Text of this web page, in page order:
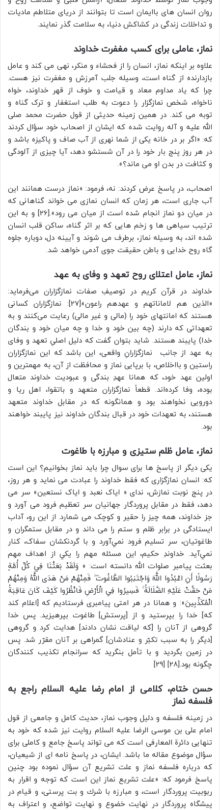
روان انسان های باایمان است تا بتوانند از دریای متلاطم مادیات
و تداخلات زندگی در کشاکش دنیا، به سلامت گذر نمایند.
نماز، عاملی برای کسب مغفرت خداوند
علاوه بر اینکه نماز، انسان را از فحشاء و منکر، نهی می کند و عامل
بازدارنده از گناه است، وسيله جلب آمرزش و مغفرت نیز هست.
چرا كه یاد مداوم معاد و قیامت و خوف از قهر خداوند، خواه
ناخواه، شخص نمازگزار را دعوت به طلب استغفار و ترک گناه و
توبه مى كند. در همین زمینه حدیثی از قول حضرت محمد صلی
الله علیه و آله روایت شده که ایشان از اصحاب خود سؤال كردند
که: «اگر بر در خانه يكى از شما نهرى از آب صاف و پاكيزه باشد و
در هر روز پنج بار خود را در آن شستشو دهد، آيا چيزى از آلودگى
و كثافت در بدن او مى ماند؟».
اصحاب، در پاسخ عرض كردند: نه، فرمود: «نماز درست همانند اين
آب جارى است، هر زمان كه انسان نمازى مى خواند گناهانى كه
در ميان دو نماز انجام شده است از ميان مى رود».[26] و به اين
ترتيب سیاهی ها و زخم هایی که بر اثر گناه، ساکن قلب انسان
شده اند، به وسیله نماز، برطرف می شوند و آیینه دل، دوباره جلوه
گاه روح خدایی و باطن حقیقت جوی آدمی خواهد شد.
نماز، عامل اعتلای روح تعهد و وفای به عهد
خداوند در قرآن کریم در توصیفِ صفات نمازگزاران می‌فرماید:
«الذین هم لاماناتهم و عهدهم راعون»[27]: نمازگزاران کسانی
هستند که امانتهای خود را (مالی و غیر مالی) رعایت می‌کنند و به
تعهداتی که دارند (چه بین خود و خدا و چه میان خود و بندگان
خدا) پایبند هستند. شاید بتوان گفت که دلیل اصلیِ تعهد و وفای
به عهد از جانب نمازگزارانِ واقعی، این باشد که این نمازگزاران
راستین و بااخلاص، با برپایی نماز و محافظت از آن، به مهمترین و
اولین عهد خود، که همانا عهدِ بندگی و عبودیت خداوند متعال
بوده، وفا کرده‌اند. قطعاً نمازگزاران متعهد و باتقوا، اهل ریا و
دورویی نخواهند بود و همانگونه که در مقابل خداوند متعهد
هستند، به تعهدات خود در قبال بندگان خداوند نیز پایبند خواهند
بود.
نماز، عامل ظلم ستیزی و مبارزه با طاغوت
یکی دیگر از پاسخ ها برای سوال چرا باید نماز بخوانیم؟ این است
که: انسان نمازگزاری كه فقط خداوند را عبادت می نمايد و هر روز،
در پنج نوبت نمازش، ندای « ایاک نعبد و ایاک نستعین» سر می
دهد، فقط در مقابل پروردگار جهانیان سر تعظيم فرود می آورد و
جز خداوند، همه چیز را حقیر و کوچک می شمارد. از این رو، آداب
ایستادگی در برابر ظلم و ستم را می داند و در مقابل ستمگران و
طاغوتیان، سر تسلیم فرود نمي‌آورد و با گردنکشان سفاک، كنار
نمي‌آيد. خداوندِ حکیم، اين مسئله مهم را يكي از اهداف مهم
بعثت پيامبر صلوات الله دانسته است: « وَلَقَدْ بَعَثْنَا فِي كُلِّ أُمَّةٍ
رَسُولًا أَنِ اعْبُدُوا اللَّهَ وَاجْتَنِبُوا الطَّاغُوتَ ۖ فَمِنْهُمْ مَنْ هَدَى اللَّهُ وَمِنْهُمْ
مَنْ حَقَّتْ عَلَيْهِ الضَّلَالَةُ ۚ فَسِيرُوا فِي الْأَرْضِ فَانْظُرُوا كَيْفَ كَانَ عَاقِبَةُ
الْمُكَذِّبِينَ»: و همانا در هر امتی پیامبری فرستادیم که [اعلام کند
که] خدا را بپرستید و از [پرستش] طاغوت بپرهیزید. پس خدا
گروهی از آنان را [که لیاقت نشان دادند] هدایت کرد و گروهی
[دیگر را به سبب تکبّر و عنادشان] گمراهی بر آنان مقرّر شد. پس
در زمین بگردید و با تأمل بنگرید که سرانجام تکذیب کنندگان
چگونه بود.[28] [29]
حسن ختام، کلامی از امام رضا علیه السلام راجع به
فلسفه نماز
در زمينه فلسفه و دلیل وجوب نماز، حديث کامل و جامعى از قول
امام على بن موسى الرضا علیه السلام روایت نیز شده که خود به
تنهایی دائرة المعارفی است که می تواند پاسخ جامع و کاملی برای
سؤال موضوع مقاله ما باشد. ایشان، در پاسخ نامه اى از شیعیان،
كه درباره فلسفه نماز و علت تشریع آن سؤال نموده بود چنين
پاسخ فرمود که: «علت تشريع نماز اين است كه توجه و اقرار به
ربوبيت پروردگار است، و مبارزه با شرك و بت پرستى، و قيام در
پيشگاه پروردگار در نهايت خضوع و نهايت تواضع، و اعتراف به